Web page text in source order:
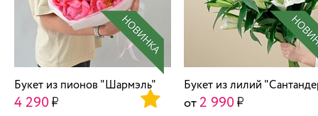
Букет из пионов "Шармэль"
4 290
Букет из лилий
от 2 990